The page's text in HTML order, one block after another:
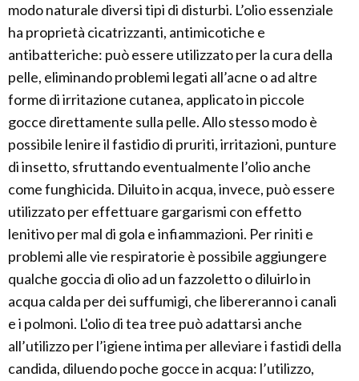
modo naturale diversi tipi di disturbi. L’olio essenziale
ha proprietà cicatrizzanti, antimicotiche e
antibatteriche: può essere utilizzato per la cura della
pelle, eliminando problemi legati all’acne o ad altre
forme di irritazione cutanea, applicato in piccole
gocce direttamente sulla pelle. Allo stesso modo è
possibile lenire il fastidio di pruriti, irritazioni, punture
di insetto, sfruttando eventualmente l’olio anche
come funghicida. Diluito in acqua, invece, può essere
utilizzato per effettuare gargarismi con effetto
lenitivo per mal di gola e infiammazioni. Per riniti e
problemi alle vie respiratorie è possibile aggiungere
qualche goccia di olio ad un fazzoletto o diluirlo in
acqua calda per dei suffumigi, che libereranno i canali
e i polmoni. L'olio di tea tree può adattarsi anche
all’utilizzo per l’igiene intima per alleviare i fastidi della
candida, diluendo poche gocce in acqua: l’utilizzo,